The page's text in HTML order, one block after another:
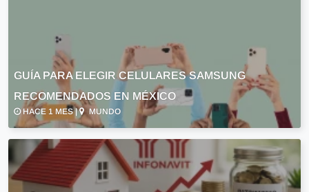
GUÍA PARA ELEGIR CELULARES SAMSUNG
RECOMENDADOS EN MÉXICO
HACE 1 MES | MUNDO